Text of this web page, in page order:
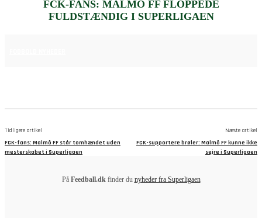
FCK-FANS: MALMÖ FF FLOPPEDE
FULDSTÆNDIG I SUPERLIGAEN
Tidligere artikel
FCK-fans: Malmö FF står tomhændet uden
mesterskabet i Superligaen
Næste artikel
FCK-supportere brøler: Malmö FF kunne ikke
sejre i Superligaen
På Feedball.dkfinder du nyheder fra Superligaen